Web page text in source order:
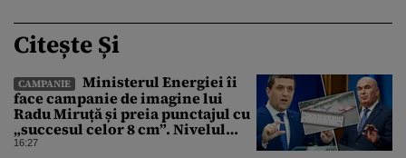
Citește Și
CAMPANIE
Ministerul Energiei îi
face campanie de imagine lui
Radu Miruță și preia punctajul cu
„succesul celor 8 cm”. Nivelul
Dunării a crescut cu 4 cm
16:27